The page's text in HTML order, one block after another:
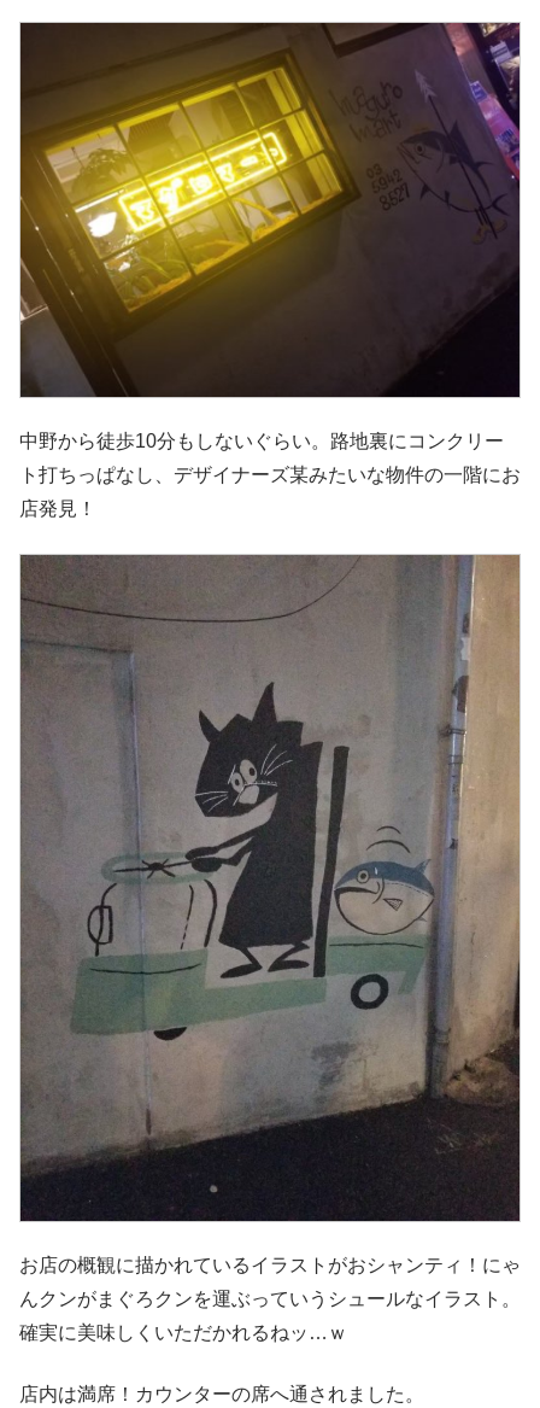
中野から徒歩10分もしないぐらい。路地裏にコンクリー
ト打ちっぱなし、デザイナーズ某みたいな物件の一階にお
店発見！
お店の概観に描かれているイラストがおシャンティ！にゃ
んクンがまぐろクンを運ぶっていうシュールなイラスト。
確実に美味しくいただかれるねッ…ｗ
店内は満席！カウンターの席へ通されました。